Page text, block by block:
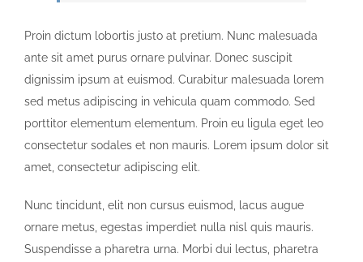
Proin dictum lobortis justo at pretium. Nunc malesuada
ante sit amet purus ornare pulvinar. Donec suscipit
dignissim ipsum at euismod. Curabitur malesuada lorem
sed metus adipiscing in vehicula quam commodo. Sed
porttitor elementum elementum. Proin eu ligula eget leo
consectetur sodales et non mauris. Lorem ipsum dolor sit
amet, consectetur adipiscing elit.
Nunc tincidunt, elit non cursus euismod, lacus augue
ornare metus, egestas imperdiet nulla nisl quis mauris.
Suspendisse a pharetra urna. Morbi dui lectus, pharetra